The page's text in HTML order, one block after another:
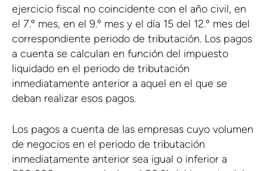
ejercicio fiscal no coincidente con el año civil, en
el 7.º mes, en el 9.º mes y el día 15 del 12.º mes del
correspondiente periodo de tributación. Los pagos
a cuenta se calculan en función del impuesto
liquidado en el periodo de tributación
inmediatamente anterior a aquel en el que se
deban realizar esos pagos.
Los pagos a cuenta de las empresas cuyo volumen
de negocios en el periodo de tributación
inmediatamente anterior sea igual o inferior a